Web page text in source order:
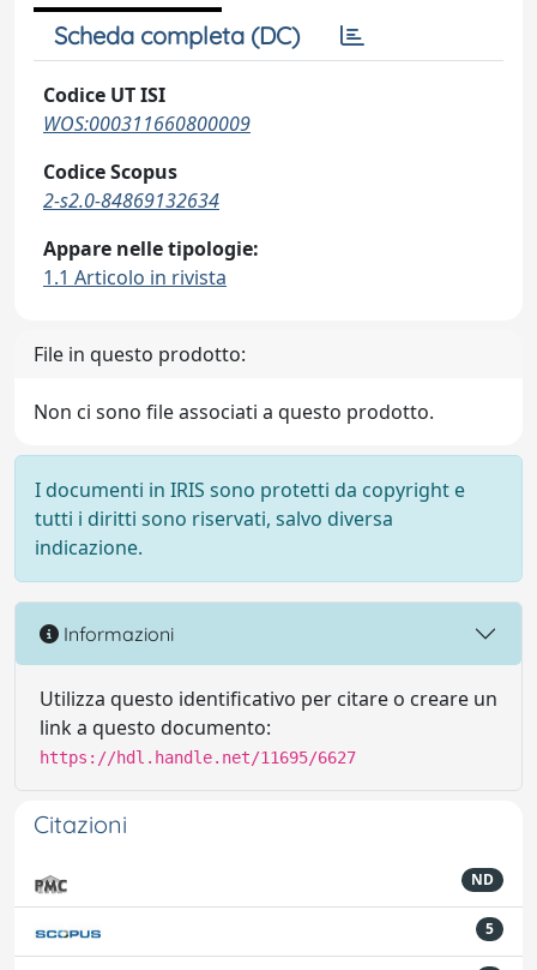
Scheda completa (DC)
Codice UT ISI
WOS:000311660800009
Codice Scopus
2-s2.0-84869132634
Appare nelle tipologie:
1.1 Articolo in rivista
File in questo prodotto:
Non ci sono file associati a questo prodotto.
I documenti in IRIS sono protetti da copyright e
tutti i diritti sono riservati, salvo diversa
indicazione.
Informazioni
Utilizza questo identificativo per citare o creare un
link a questo documento:
https://hdl.handle.net/11695/6627
Citazioni
ND
5